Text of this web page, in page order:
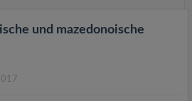
und mazedonoische